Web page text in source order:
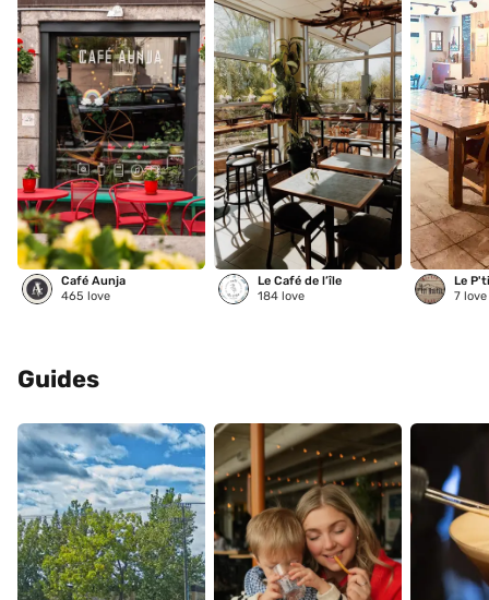
Café Aunja
465 love
Le Café de l’île
184 love
Le
7 love
Guides